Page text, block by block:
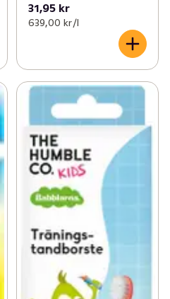
31,95 kr
639,00 kr /l